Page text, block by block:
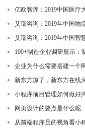
亿欧智库：2019中国医疗
艾瑞咨询：2019年中国物
艾瑞咨询：2019年中国智
100+制造企业调研显示：
企业为什么需要搭建一个
新东方凉了，新东方在线
小程序项目管理如何做好
网页设计的要点是什么呢
从前端程序员的视角看小